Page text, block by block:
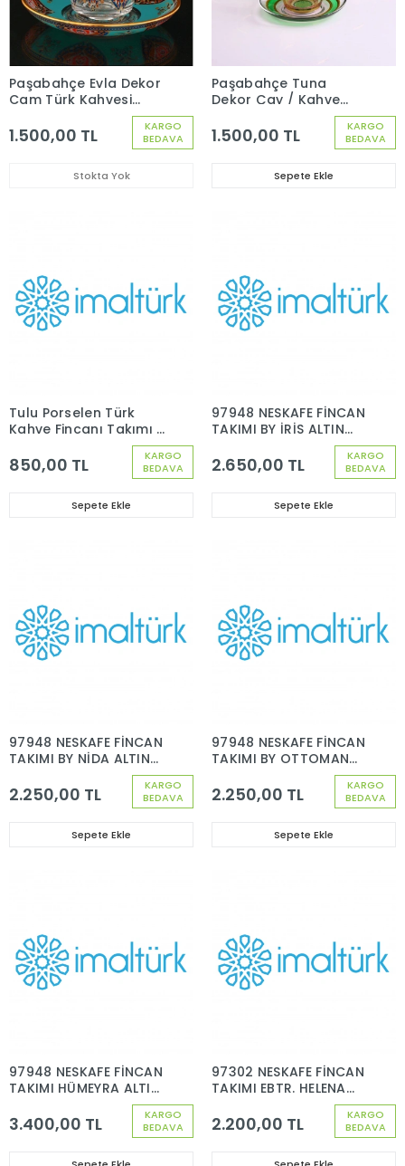
KARGO
BEDAVA
Paşabahçe Evla Dekor
Cam Türk Kahvesi
Kişilik 97301
1.500,00 TL
Stokta Yok
KARGO
BEDAVA
Paşabahçe Tuna
Dekor Çay / Kahve
Fincan Seti 6 Kişilik 12
Parça 97302
1.500,00 TL
Sepete Ekle
KARGO
BEDAVA
Tulu Porselen Türk
Kahve Fincanı Takımı 6
850,00 TL
Sepete Ekle
KARGO
BEDAVA
97948 NESKAFE FİNCAN
TAKIMI BY İRİS ALTIN
PARÇA
2.650,00 TL
Sepete Ekle
KARGO
BEDAVA
97948 NESKAFE FİNCAN
TAKIMI BY NİDA ALTIN
PARÇA
2.250,00 TL
Sepete Ekle
KARGO
BEDAVA
97948 NESKAFE FİNCAN
TAKIMI BY OTTOMAN
BONCUK PLATİN DEKOR
6 KİŞİLİK 12 PARÇA
2.250,00 TL
Sepete Ekle
KARGO
BEDAVA
97948 NESKAFE FİNCAN
TAKIMI HÜMEYRA ALTIN
PARÇA
3.400,00 TL
KARGO
BEDAVA
97302 NESKAFE FİNCAN
TAKIMI EBTR. HELENA
PARÇA
2.200,00 TL